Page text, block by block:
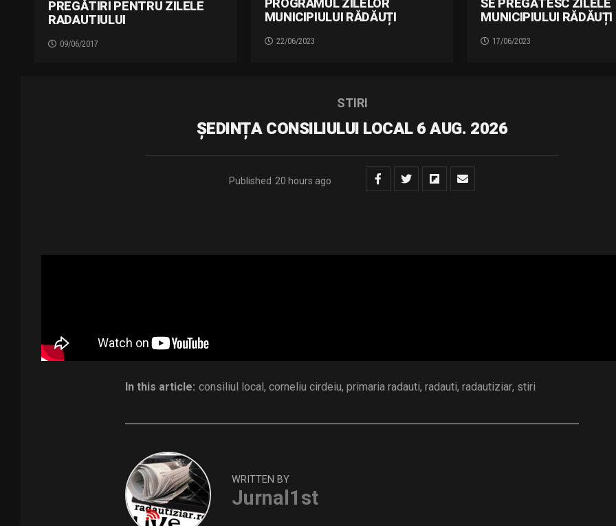
PREGĂTIRI PENTRU ZILELE
RADAUTIULUI
09/06/2017
MUNICIPIULUI RĂDĂUȚI
22/06/2023
MUNICIPIULUI
17/06/2023
STIRI
ȘEDINȚA CONSILIULUI LOCAL 6 AUG. 2026
Published 20 hours ago
In this article: consiliul local, corneliu cirdeiu, primaria radauti, radauti, radautiziar, stiri
WRITTEN BY
Jurnal1st